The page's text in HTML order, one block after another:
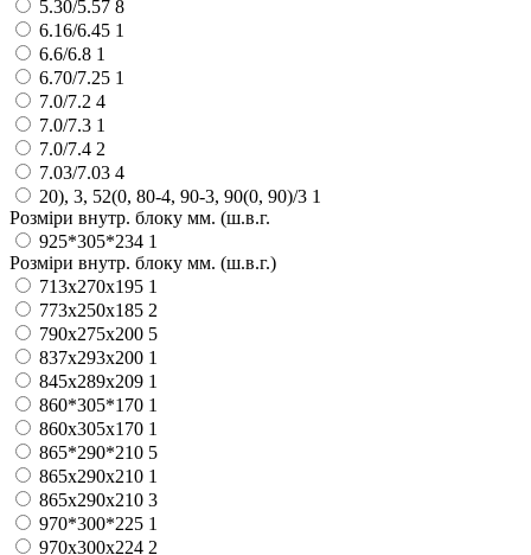
5.30/5.57 8
6.16/6.45 1
6.6/6.8 1
6.70/7.25 1
7.0/7.2 4
7.0/7.3 1
7.0/7.4 2
7.03/7.03 4
20), 3, 52(0, 80-4, 90-3, 90(0, 90)/3 1
Розміри внутр. блоку мм. (ш.в.г.
925*305*234 1
Розміри внутр. блоку мм. (ш.в.г.)
713х270х195 1
773x250x185 2
790х275х200 5
837x293x200 1
845х289х209 1
860*305*170 1
860x305x170 1
865*290*210 5
865x290x210 1
865х290х210 3
970*300*225 1
970х300х224 2